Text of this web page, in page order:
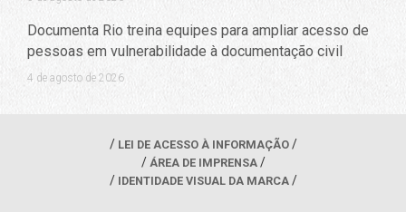
Documenta Rio treina equipes para ampliar acesso de
pessoas em vulnerabilidade à documentação civil
4 de agosto de 2026
LEI DE ACESSO À INFORMAÇÃO
ÁREA DE IMPRENSA
IDENTIDADE VISUAL DA MARCA